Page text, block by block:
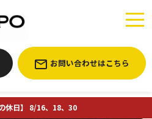
お問い合わせはこちら
休日】 8/16、18、30